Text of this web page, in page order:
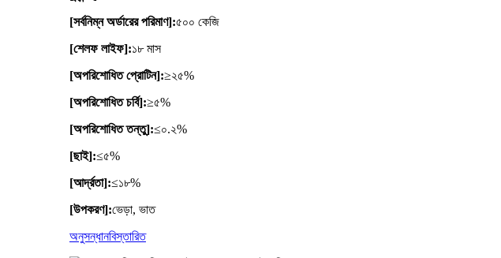
[সর্বনিম্ন অর্ডারের পরিমাণ]:৫০০ কেজি
[শেলফ লাইফ]:১৮ মাস
[অপরিশোধিত প্রোটিন]:≥২৫%
[অপরিশোধিত চর্বি]:≥৫%
[অপরিশোধিত তন্তু]:≤০.২%
[ছাই]:≤৫%
[আর্দ্রতা]:≤১৮%
[উপকরণ]:ভেড়া, ভাত
অনুসন্ধানবিস্তারিত